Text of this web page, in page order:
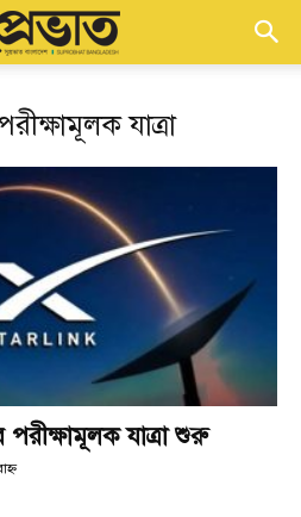
যাত্রা
পরীক্ষামূলক যাত্রা শুরু